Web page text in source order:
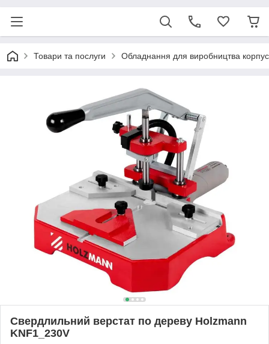
Товари та послуги Обладнання для виробництва
Свердлильний верстат по дереву Holzmann
KNF1_230V